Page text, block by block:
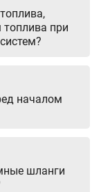
топлива при
началом
шланги